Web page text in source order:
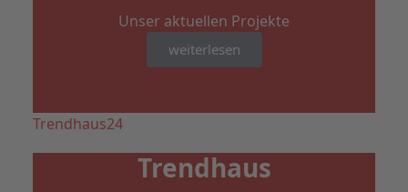
Unser aktuellen Projekte
weiterlesen
Trendhaus24
Trendhaus